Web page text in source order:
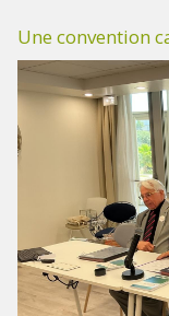
Une convention